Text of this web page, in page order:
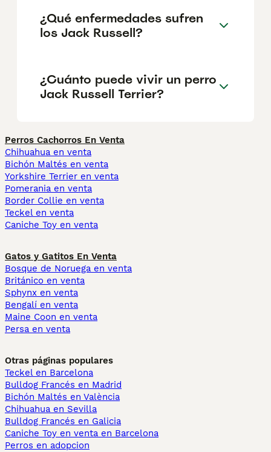
¿Qué enfermedades sufren
los Jack Russell?
¿Cuánto puede vivir un perro
Jack Russell Terrier?
Perros Cachorros En Venta
Chihuahua en venta
Bichón Maltés en venta
Yorkshire Terrier en venta
Pomerania en venta
Border Collie en venta
Teckel en venta
Caniche Toy en venta
Gatos y Gatitos En Venta
Bosque de Noruega en venta
Británico en venta
Sphynx en venta
Bengalí en venta
Maine Coon en venta
Persa en venta
Otras páginas populares
Teckel en Barcelona
Bulldog Francés en Madrid
Bichón Maltés en València
Chihuahua en Sevilla
Bulldog Francés en Galicia
Caniche Toy en venta en Barcelona
Perros en adopcion